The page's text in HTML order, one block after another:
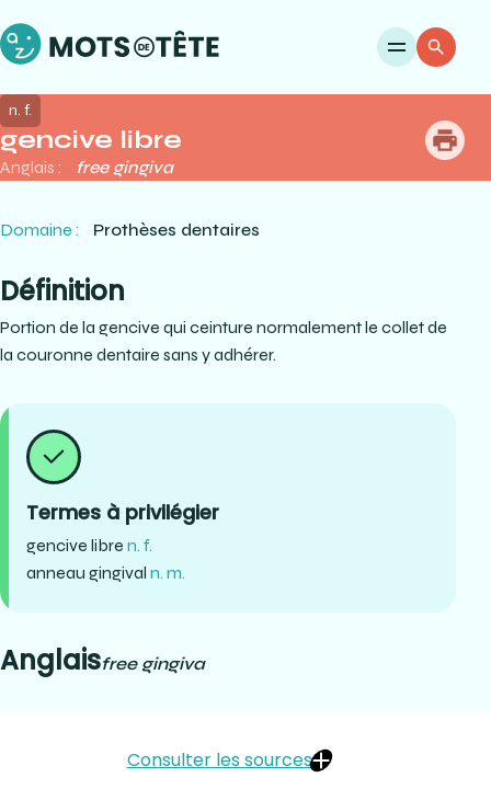
gencive libre
n. f.
Anglais : free gingiva
Domaine : Prothèses dentaires
Définition
Portion de la gencive qui ceinture normalement le collet de
la couronne dentaire sans y adhérer.
Termes à privilégier
gencive libre n. f.
anneau gingival n. m.
Anglaisfree gingiva
Consulter les sources